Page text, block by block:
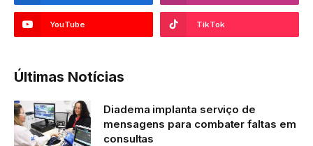
YouTube TikTok
Últimas Notícias
Diadema implanta serviço de
mensagens para combater faltas em
consultas